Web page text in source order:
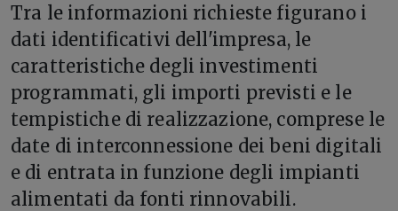
Tra le informazioni richieste figurano i
dati identificativi dell'impresa, le
caratteristiche degli investimenti
programmati, gli importi previsti e le
tempistiche di realizzazione, comprese le
date di interconnessione dei beni digitali
e di entrata in funzione degli impianti
alimentati da fonti rinnovabili.